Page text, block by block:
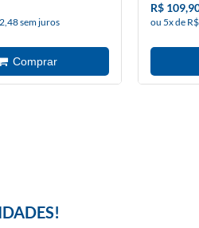
sem juros
R$
ou 5x de